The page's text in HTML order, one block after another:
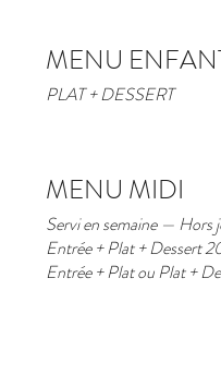
MENU
PLAT + DESSERT
MENU MIDI
Servi en semaine — Hors
Entrée + Plat + Dessert 20,00 € — formule complète